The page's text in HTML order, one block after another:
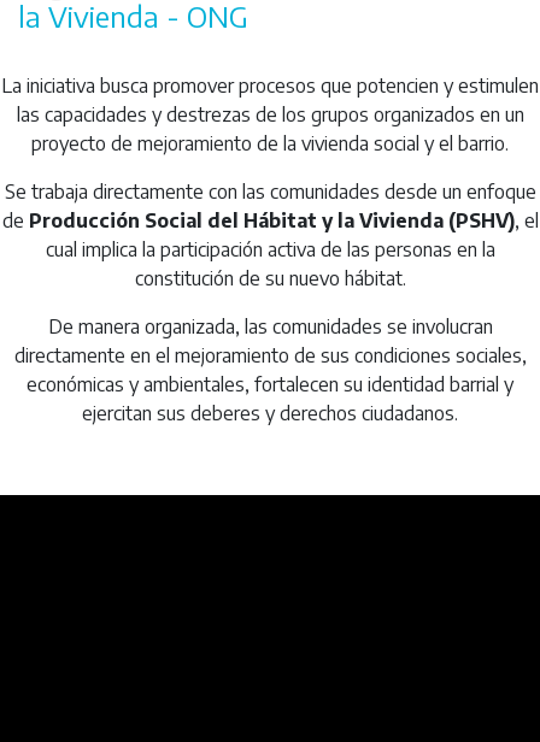
la Vivienda - ONG
La iniciativa busca promover procesos que potencien y estimulen
las capacidades y destrezas de los grupos organizados en un
proyecto de mejoramiento de la vivienda social y el barrio.
Se trabaja directamente con las comunidades desde un enfoque
de Producción Social del Hábitat y la Vivienda (PSHV), el
cual implica la participación activa de las personas en la
constitución de su nuevo hábitat.
De manera organizada, las comunidades se involucran
directamente en el mejoramiento de sus condiciones sociales,
económicas y ambientales, fortalecen su identidad barrial y
ejercitan sus deberes y derechos ciudadanos.